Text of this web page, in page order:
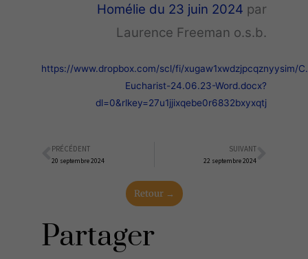
Homélie du 23 juin 2024 par
Laurence Freeman o.s.b.
https://www.dropbox.com/scl/fi/xugaw1xwdzjpcqznyysim/
Eucharist-24.06.23-Word.docx?
dl=0&rlkey=27u1jjixqebe0r6832bxyxqtj
Précédent
PRÉCÉDENT
20 septembre 2024
SUIVANT
22 septembre 2024
Retour →
Partager